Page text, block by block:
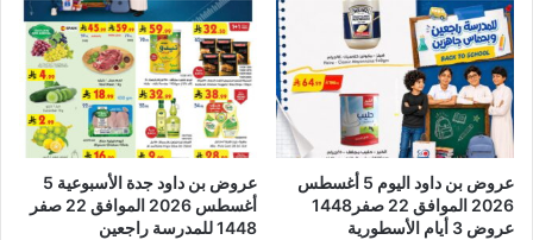
عروض بن داود اليوم 5 أغسطس
2026 الموافق 22 صفر1448
عروض 3 أيام الأسطورية
عروض بن داود جدة الأسبوعية 5
أغسطس 2026 الموافق 22 صفر
1448 للمدرسة راجعين